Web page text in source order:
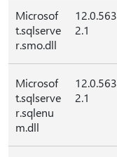
Microsof
t.sqlserve
r.smo.dll
12.0.563
2.1
Microsof
t.sqlserve
r.sqlenu
m.dll
12.0.563
2.1